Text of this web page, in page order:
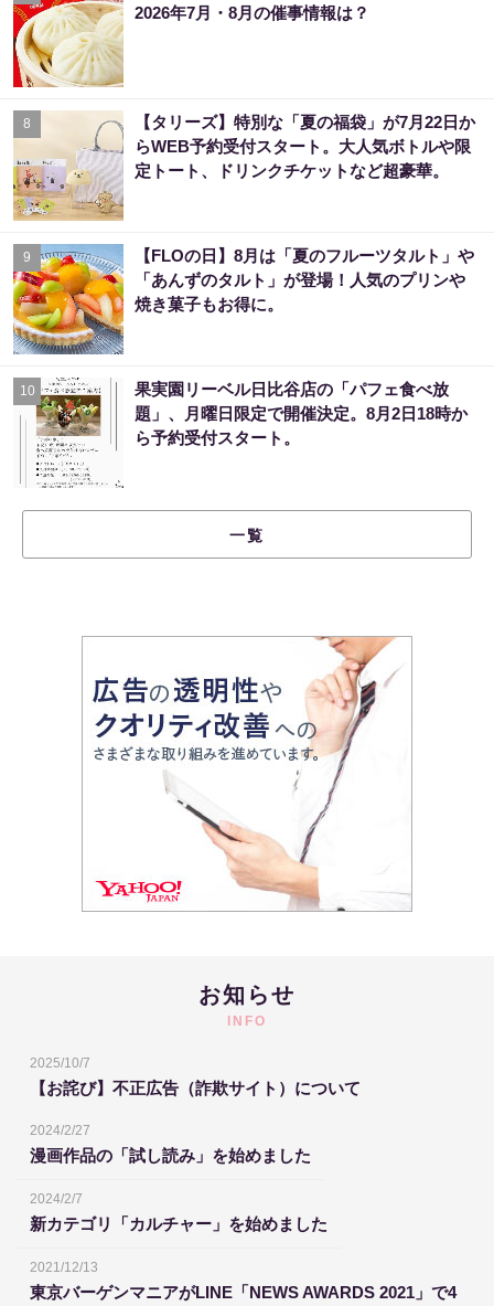
2026年7月・8月の催事情報は？
8
【タリーズ】特別な「夏の福袋」が7月22日か
らWEB予約受付スタート。大人気ボトルや限
定トート、ドリンクチケットなど超豪華。
9
【FLOの日】8月は「夏のフルーツタルト」や
「あんずのタルト」が登場！人気のプリンや
焼き菓子もお得に。
10
果実園リーベル日比谷店の「パフェ食べ放
題」、月曜日限定で開催決定。8月2日18時か
ら予約受付スタート。
一覧
お知らせ
INFO
2025/10/7
【お詫び】不正広告（詐欺サイト）について
2024/2/27
漫画作品の「試し読み」を始めました
2024/2/7
新カテゴリ「カルチャー」を始めました
2021/12/13
東京バーゲンマニアがLINE「NEWS AWARDS 2021」で4